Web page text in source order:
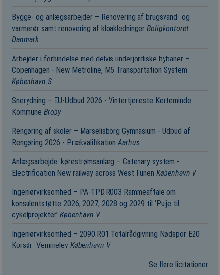
Bygge- og anlægsarbejder – Renovering af brugsvand- og
varmerør samt renovering af kloakledningerBoligkontoret
Danmark
Arbejder i forbindelse med delvis underjordiske bybaner –
Copenhagen - New Metroline, M5 Transportation System
København S
Snerydning – EU-Udbud 2026 - Vintertjeneste Kerteminde
KommuneBroby
Rengøring af skoler – Marselisborg Gymnasium - Udbud af
Rengøring 2026 - PrækvalifikationAarhus
Anlægsarbejde: kørestrømsanlæg – Catenary system -
Electrification New railway across West FunenKøbenhavn V
Ingeniørvirksomhed – PA-TPD.R003 Rammeaftale om
konsulentstøtte 2026, 2027, 2028 og 2029 til ’Pulje til
cykelprojekter’København V
Ingeniørvirksomhed – 2090.R01 Totalrådgivning Nødspor E20
Korsør ­ VemmelevKøbenhavn V
Se flere licitationer